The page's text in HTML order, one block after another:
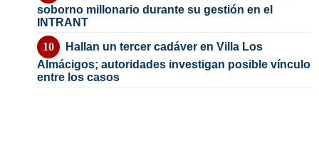
soborno millonario durante su gestión en el
INTRANT
Hallan un tercer cadáver en Villa Los
Almácigos; autoridades investigan posible vínculo
entre los casos